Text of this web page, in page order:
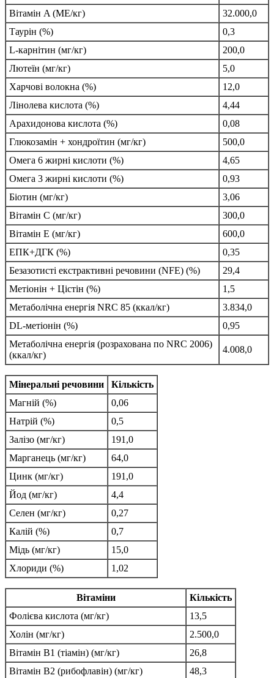
Вітамін A (МЕ/кг)
32.000,0
Таурін (%)
0,3
L-карнітин (мг/кг)
200,0
Лютеїн (мг/кг)
5,0
Харчові волокна (%)
12,0
Лінолева кислота (%)
4,44
Арахидонова кислота (%)
0,08
Глюкозамін + хондроїтин (мг/кг)
500,0
Омега 6 жирні кислоти (%)
4,65
Омега 3 жирні кислоти (%)
0,93
Біотин (мг/кг)
3,06
Вітамін C (мг/кг)
300,0
Вітамін E (мг/кг)
600,0
ЕПК+ДГК (%)
0,35
Безазотисті екстрактивні речовини (NFE) (%)
29,4
Метіонін + Цістін (%)
1,5
Метаболічна енергія NRC 85 (ккал/кг)
3.834,0
DL-метіонін (%)
0,95
Метаболічна енергія (розрахована по NRC 2006)
(ккал/кг)
4.008,0
Мінеральні речовини
Кількість
Магній (%)
0,06
Натрій (%)
0,5
Залізо (мг/кг)
191,0
Марганець (мг/кг)
64,0
Цинк (мг/кг)
191,0
Йод (мг/кг)
4,4
Ceлeн (мг/кг)
0,27
Калій (%)
0,7
Мідь (мг/кг)
15,0
Хлориди (%)
1,02
Вітаміни
Кількість
Фолієва кислота (мг/кг)
13,5
Холін (мг/кг)
2.500,0
Вітамін B1 (тіамін) (мг/кг)
26,8
Вітамін B2 (рибофлавін) (мг/кг)
48,3